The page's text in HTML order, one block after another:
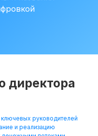
директора
руководителей
и реализацию